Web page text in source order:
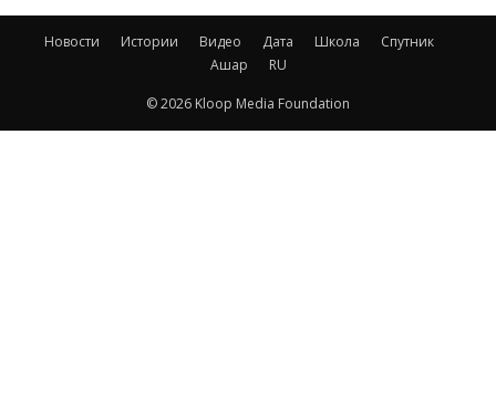
Новости Истории Видео Дата Школа
Спутник
Ашар
RU
© 2026 Kloop Media Foundation